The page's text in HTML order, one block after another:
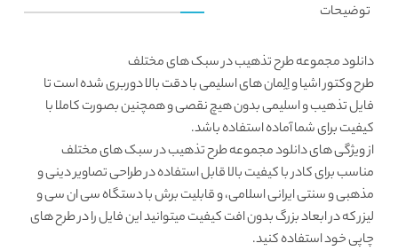
توضیحات
دانلود مجموعه طرح تذهیب در سبک های مختلف
طرح وکتور اشیا و اِلِمان هایاسلیمیبا دقت بالا دوربری شده است تا
فایل تذهیب و اسلیمی بدون هیچ نقصی و همچنین بصورت کاملا با
کیفیت برای شما آماده استفاده باشد.
از ویژگی های دانلود مجموعه طرح تذهیب در سبک های مختلف
مناسب برای کادر با کیفیت بالا قابل استفاده در طراحی تصاویر دینی و
مذهبی و سنتی ایرانی اسلامی، و قابلیت برش با دستگاه سی ان سی و
لیزر که در ابعاد بزرگ بدون افت کیفیت میتوانید این فایل را در طرح های
چاپی خود استفاده کنید.